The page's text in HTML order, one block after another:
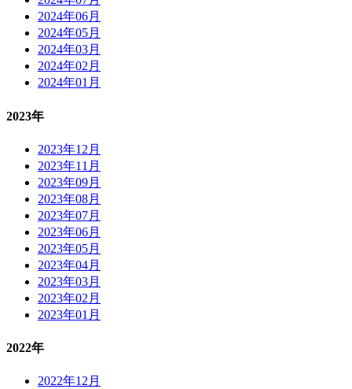
2024年06月
2024年05月
2024年03月
2024年02月
2024年01月
2023年
2023年12月
2023年11月
2023年09月
2023年08月
2023年07月
2023年06月
2023年05月
2023年04月
2023年03月
2023年02月
2023年01月
2022年
2022年12月